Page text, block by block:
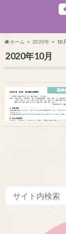
ホーム 2020年 10
2020年10月
議事